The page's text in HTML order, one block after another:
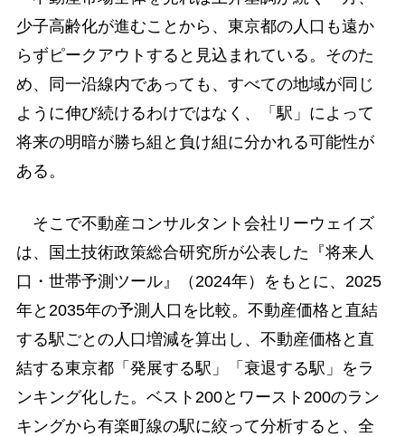
少子高齢化が進むことから、東京都の人口も遠か
らずピークアウトすると見込まれている。そのた
め、同一沿線内であっても、すべての地域が同じ
ように伸び続けるわけではなく、「駅」によって
将来の明暗が勝ち組と負け組に分かれる可能性が
ある。
そこで不動産コンサルタント会社リーウェイズ
は、国土技術政策総合研究所が公表した『将来人
口・世帯予測ツール』（2024年）をもとに、2025
年と2035年の予測人口を比較。不動産価格と直結
する駅ごとの人口増減を算出し、不動産価格と直
結する東京都「発展する駅」「衰退する駅」をラ
ンキング化した。ベスト200とワースト200のラン
キングから有楽町線の駅に絞って分析すると、全